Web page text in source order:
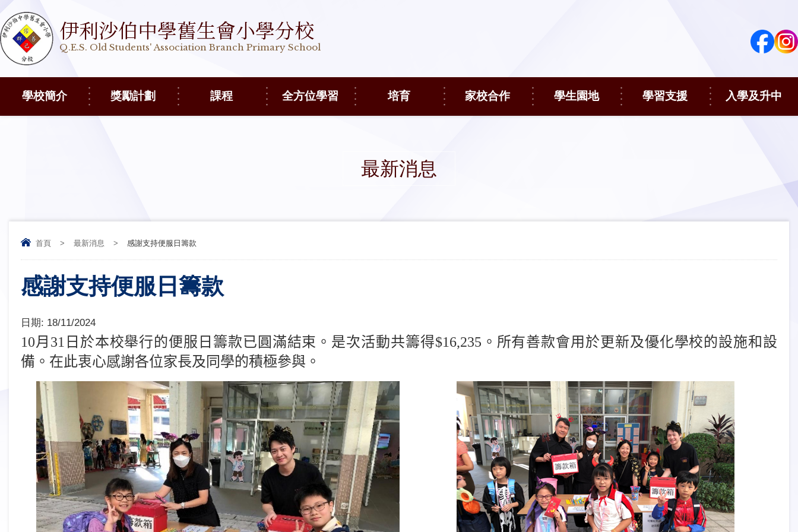
伊利沙伯中學舊生會小學分校
Q.E.S. Old Students' Association Branch Primary School
學校簡介 獎勵計劃 課程 全方位學習 培育 家校合作 學生園地 學習支援 入學及升中
最新消息
首頁 > 最新消息 > 感謝支持便服日籌款
感謝支持便服日籌款
日期: 18/11/2024
10月 31 日於本校舉行的便服日籌款已圓滿結束。是次活動共籌得$16,235 。所有善款會用於更新及優化學校的設施和 設
備。在此衷心感謝各位家長及同學的積極參與。